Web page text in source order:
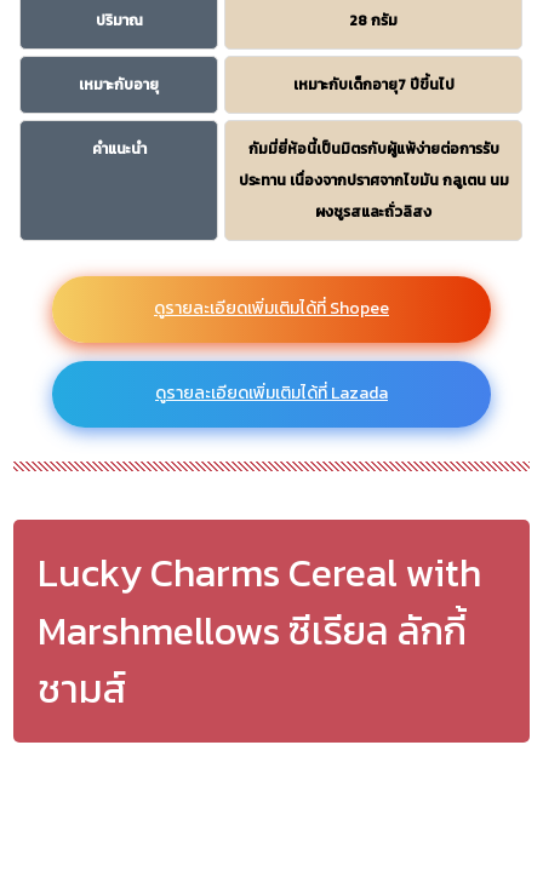
ปริมาณ 28 กรัม
เหมาะกับอายุ เหมาะกับเด็กอายุ7 ปีขึ้นไป
คำแนะนำ
กัมมี่ยี่ห้อนี้เป็นมิตรกับผู้แพ้ง่ายต่อการรับ
ประทาน เนื่องจากปราศจากไขมัน กลูเตน นม
ผงชูรสและถั่วลิสง
ดูรายละเอียดเพิ่มเติมได้ที่ Shopee
ดูรายละเอียดเพิ่มเติมได้ที่ Lazada
Lucky Charms Cereal with
Marshmellows ซีเรียล ลักกี้
ชามส์